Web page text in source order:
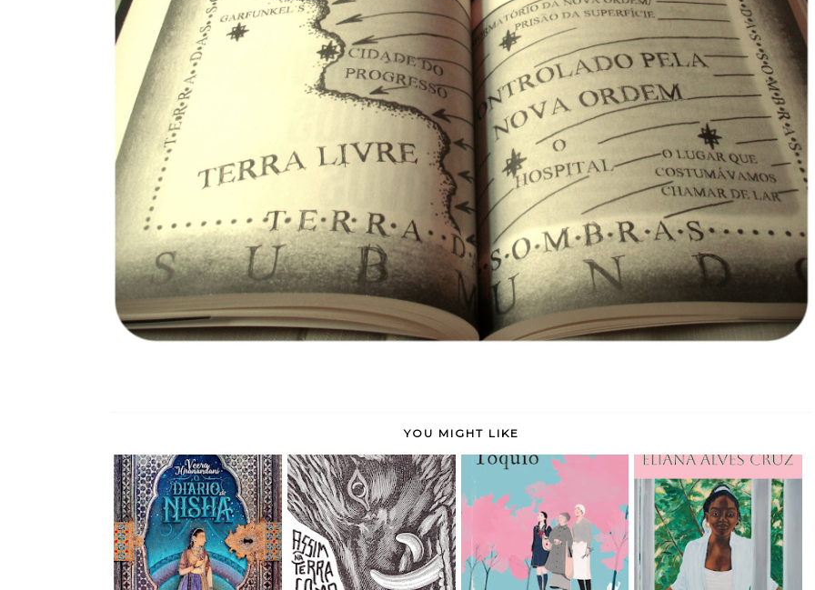
YOU MIGHT LIKE
O Diário de Nisha -
Veera Hirananda...
Assim na Terra como
Embaixo da Terr...
Doce Tóquio - Durian
Sukegawa (rese...
Meridiana - Eliana Alves
Cruz (rese...